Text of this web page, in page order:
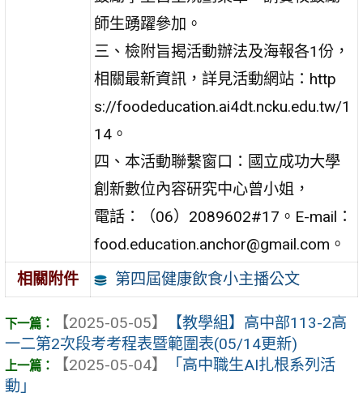
師生踴躍參加。
三、檢附旨揭活動辦法及海報各1份，
相關最新資訊，詳見活動網站：http
s://foodeducation.ai4dt.ncku.edu.tw/1
14。
四、本活動聯繫窗口：國立成功大學
創新數位內容研究中心曾小姐，
電話：（06）2089602#17。E-mail：
food.education.anchor@gmail.com。
相關附件
第四屆健康飲食小主播公文
【2025-05-05】
【教學組】高中部113-2高
一二第2次段考考程表暨範圍表(05/14更新)
【2025-05-04】
「高中職生AI扎根系列活
動」